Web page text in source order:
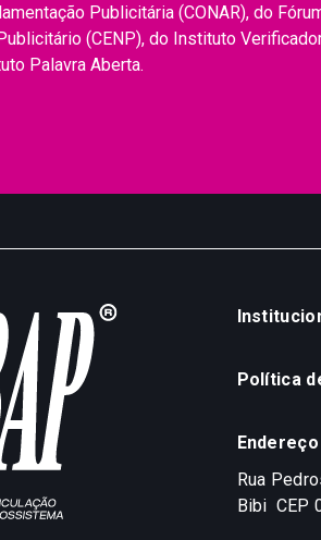
Publicitária (CONAR), do
(CENP), do Instituto
Palavra Aberta.
Política
Endereço
Rua
Bibi CEP